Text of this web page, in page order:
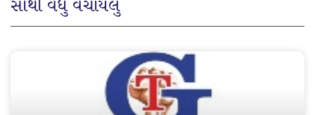
સૌથી વધુ વંચાયેલું